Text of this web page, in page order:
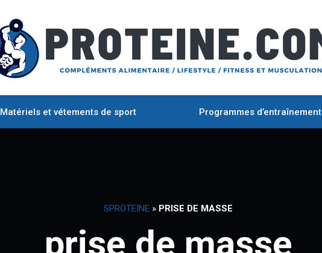
Matériels et vétements de sport Programmes d’entraînement
SPROTEINE » PRISE DE MASSE
prise de masse